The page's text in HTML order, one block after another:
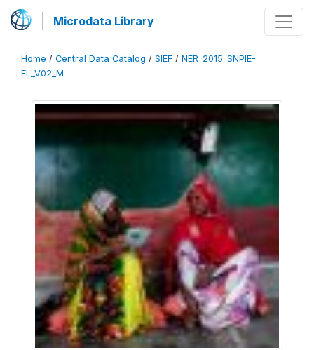
Microdata Library
Home / Central Data Catalog / SIEF / NER_2015_SNPIE-
EL_V02_M